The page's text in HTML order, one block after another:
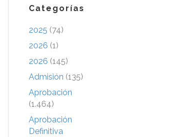
Categorías
2025 (74)
2026 (1)
2026 (145)
Admisión (135)
Aprobación
(1.464)
Aprobación
Definitiva